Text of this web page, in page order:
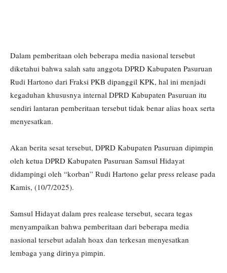
Dalam pemberitaan oleh beberapa media nasional tersebut
diketahui bahwa salah satu anggota DPRD Kabupaten Pasuruan
Rudi Hartono dari Fraksi PKB dipanggil KPK, hal ini menjadi
kegaduhan khususnya internal DPRD Kabupaten Pasuruan itu
sendiri lantaran pemberitaan tersebut tidak benar alias hoax serta
menyesatkan.
Akan berita sesat tersebut, DPRD Kabupaten Pasuruan dipimpin
oleh ketua DPRD Kabupaten Pasuruan Samsul Hidayat
didampingi oleh “korban” Rudi Hartono gelar press release pada
Kamis, (10/7/2025).
Samsul Hidayat dalam pres realease tersebut, secara tegas
menyampaikan bahwa pemberitaan dari beberapa media
nasional tersebut adalah hoax dan terkesan menyesatkan
lembaga yang dirinya pimpin.